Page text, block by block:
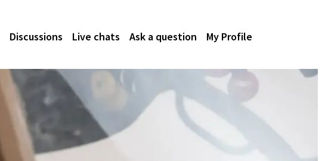
Discussions Live chats Ask a question My Profile